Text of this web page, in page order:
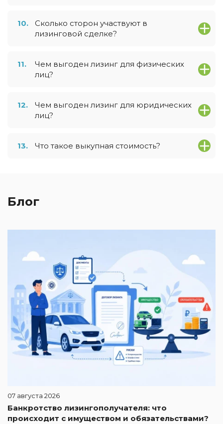
10.
Сколько сторон участвуют в
лизинговой сделке?
11.
Чем выгоден лизинг для физических
лиц?
12.
Чем выгоден лизинг для юридических
лиц?
13. Что такое выкупная стоимость?
Блог
07 августа 2026
Банкротство лизингополучателя: что
происходит с имуществом и обязательствами?